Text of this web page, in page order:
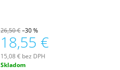
26,50 €–30 %
18,55 €
15,08 € bez DPH
Jednotková
Skladom